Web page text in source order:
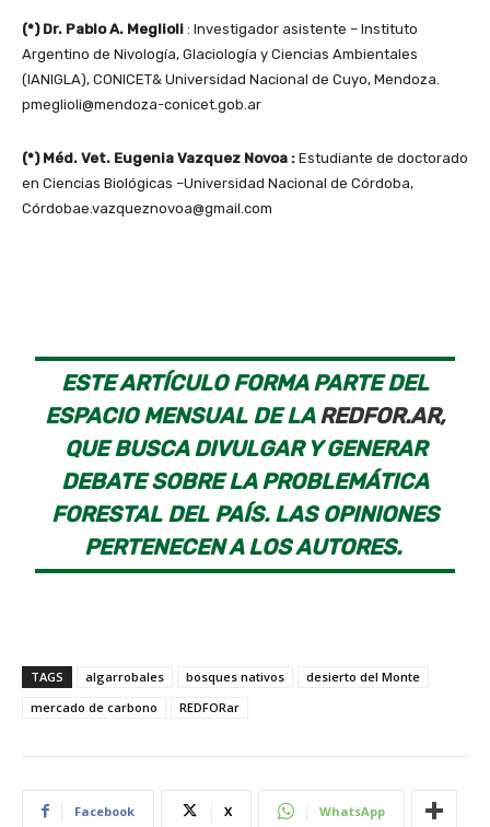
(*) Dr. Pablo A. Meglioli : Investigador asistente – Instituto
Argentino de Nivología, Glaciología y Ciencias Ambientales
(IANIGLA), CONICET& Universidad Nacional de Cuyo, Mendoza.
pmeglioli@mendoza-conicet.gob.ar
(*) Méd. Vet. Eugenia Vazquez Novoa : Estudiante de doctorado
en Ciencias Biológicas –Universidad Nacional de Córdoba,
Córdobae.vazqueznovoa@gmail.com
ESTE ARTÍCULO FORMA PARTE DEL
ESPACIO MENSUAL DE LA REDFOR.AR,
QUE BUSCA DIVULGAR Y GENERAR
DEBATE SOBRE LA PROBLEMÁTICA
FORESTAL DEL PAÍS. LAS OPINIONES
PERTENECEN A LOS AUTORES.
TAGS algarrobales bosques nativos
desierto del Monte
mercado de carbono
REDFORar
Facebook X WhatsApp